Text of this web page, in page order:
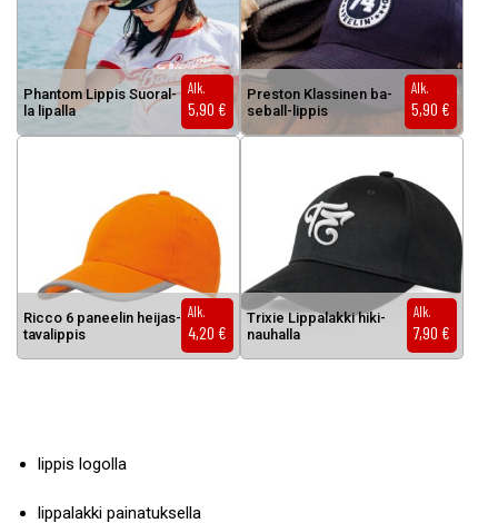
Phan­tom Lip­pis Suo­ral­
la li­pal­la
Alk.
5,90 €
Pres­ton Klas­si­nen ba­
se­ball-lip­pis
Alk.
5,90 €
Ric­co 6 pa­nee­lin hei­jas­
ta­va­lip­pis
Alk.
4,20 €
Tri­xie Lip­pa­lak­ki hi­ki­
nau­hal­la
Alk.
7,90 €
lippis logolla
lippalakki painatuksella